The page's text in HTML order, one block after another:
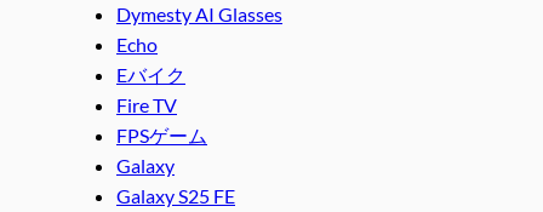
Dymesty AI Glasses
Echo
Eバイク
Fire TV
FPSゲーム
Galaxy
Galaxy S25 FE